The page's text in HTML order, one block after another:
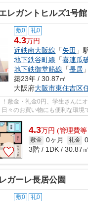
レガントヒルズ1号館
敷0 礼0
4.3万円
近鉄南大阪線 「矢田 」
地下鉄谷町線 「喜連瓜
地下鉄御堂筋線 「長居
築23年 / 30.87㎡
大阪府大阪市東住吉区
金・礼金0円、学生さんにオスス
々のお買い物にも便利な環境
4.3万円 (管理費
敷金 0ヶ月 礼金
3階 / 1DK / 30.87㎡
レガーレ長居公園
敷0 礼0